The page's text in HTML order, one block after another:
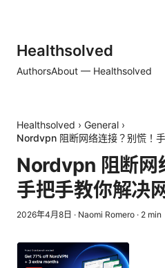
Healthsolved
AuthorsAbout — Healthsolved
Healthsolved › General ›
Nordvpn 阻断网络连接？别慌！
Nordvpn 阻断网
手把手教你解决
2026年4月8日 · Naomi Romero · 2 min